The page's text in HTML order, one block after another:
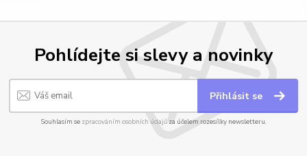
Pohlídejte si slevy a novinky
Přihlásit se
Souhlasím se zpracováním osobních údajůza účelem rozesílky newsletteru.